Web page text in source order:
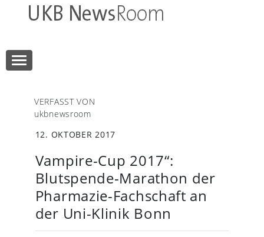
VERFASST VON
ukbnewsroom
12. OKTOBER 2017
Vampire-Cup 2017“:
Blutspende-Marathon der
Pharmazie-Fachschaft an
der Uni-Klinik Bonn